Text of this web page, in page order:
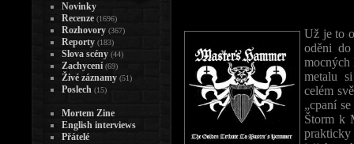
Už je to
oděni
metalu
celém
„cpaní
Štorm k
Novinky
Recenze (1696)
Rozhovory (367)
Reporty (183)
Slova scény (44)
Zachycení (69)
Živé záznamy (51)
Poslech (15)
Mortem Zine
English interviews
Přátelé